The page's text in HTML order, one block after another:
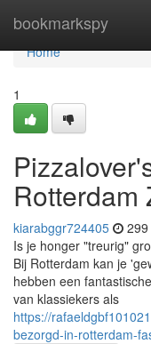
bookmarkspy
Home
Home
1
Rotterdam
kiarabggr724405
Is je honger "treurig"
Bij Rotterdam kan je
hebben een
van klassiekers als
https://
bezorgd-in-rotterdam-